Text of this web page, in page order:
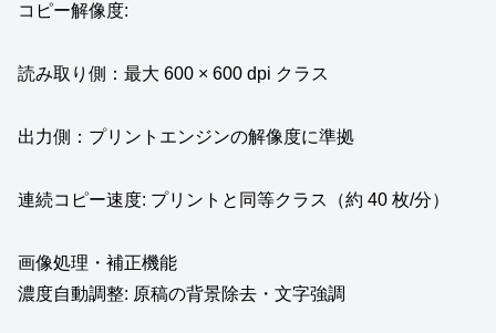
コピー解像度:
読み取り側：最大 600 × 600 dpi クラス
出力側：プリントエンジンの解像度に準拠
連続コピー速度: プリントと同等クラス（約 40 枚/分）
画像処理・補正機能
濃度自動調整: 原稿の背景除去・文字強調